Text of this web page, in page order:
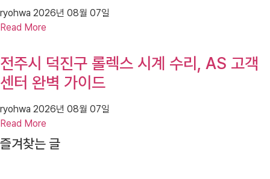
ryohwa 2026년 08월 07일
Read More
전주시 덕진구 롤렉스 시계 수리, AS 고객
센터 완벽 가이드
ryohwa 2026년 08월 07일
Read More
즐겨찾는 글